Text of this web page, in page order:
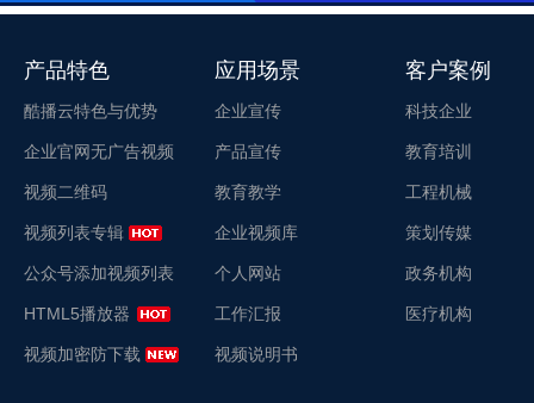
产品特色
酷播云特色与优势
企业官网无广告视频
视频二维码
视频列表专辑
公众号添加视频列表
HTML5播放器
视频加密防下载
应用场景
企业宣传
产品宣传
教育教学
企业视频库
个人网站
工作汇报
视频说明书
客户案例
科技企业
教育培训
工程机械
策划传媒
政务机构
医疗机构